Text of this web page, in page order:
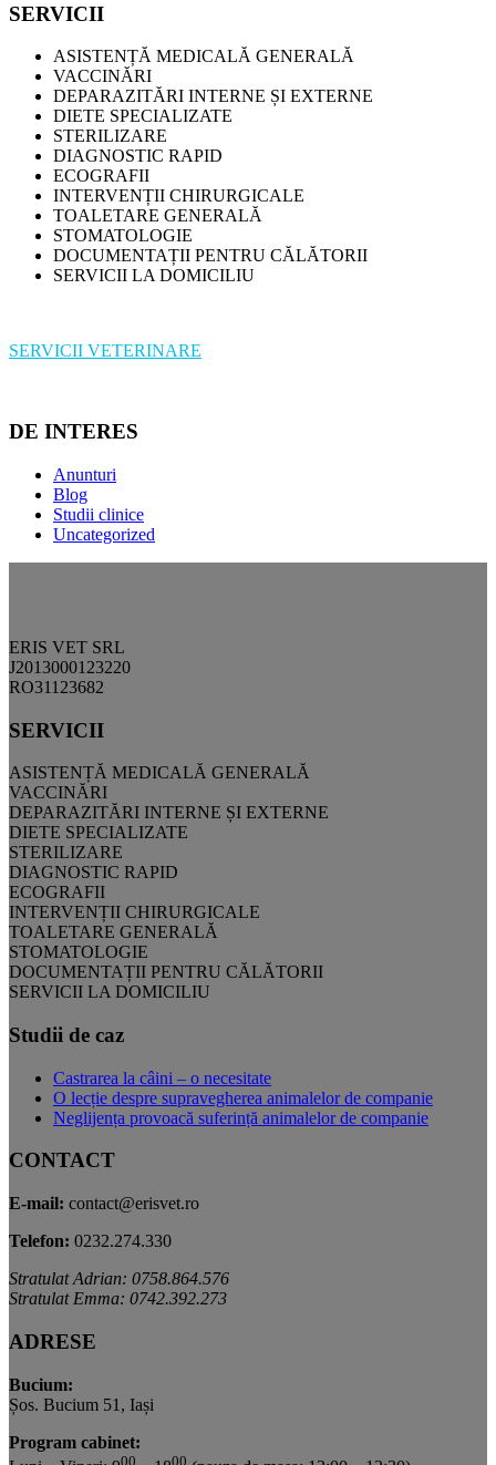
SERVICII
ASISTENȚĂ MEDICALĂ GENERALĂ
VACCINĂRI
DEPARAZITĂRI INTERNE ȘI EXTERNE
DIETE SPECIALIZATE
STERILIZARE
DIAGNOSTIC RAPID
ECOGRAFII
INTERVENȚII CHIRURGICALE
TOALETARE GENERALĂ
STOMATOLOGIE
DOCUMENTAȚII PENTRU CĂLĂTORII
SERVICII LA DOMICILIU
SERVICII VETERINARE
DE INTERES
Anunturi
Blog
Studii clinice
Uncategorized
ERIS VET SRL
J2013000123220
RO31123682
SERVICII
ASISTENȚĂ MEDICALĂ GENERALĂ
VACCINĂRI
DEPARAZITĂRI INTERNE ȘI EXTERNE
DIETE SPECIALIZATE
STERILIZARE
DIAGNOSTIC RAPID
ECOGRAFII
INTERVENȚII CHIRURGICALE
TOALETARE GENERALĂ
STOMATOLOGIE
DOCUMENTAȚII PENTRU CĂLĂTORII
SERVICII LA DOMICILIU
Studii de caz
Castrarea la câini – o necesitate
O lecție despre supravegherea animalelor de companie
Neglijența provoacă suferință animalelor de companie
CONTACT
E-mail: contact@erisvet.ro
Telefon: 0232.274.330
Stratulat Adrian: 0758.864.576
Stratulat Emma: 0742.392.273
ADRESE
Bucium:
Șos. Bucium 51, Iași
Program cabinet:
00 00